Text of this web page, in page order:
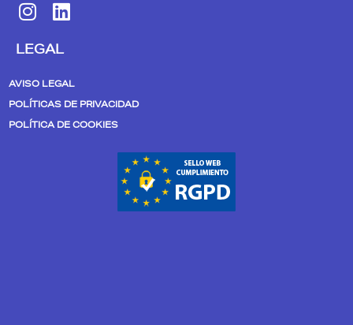
I
n
s
a
g
r
L
i
n
e
d
i
LEGAL
AVISO LEGAL
POLÍTICAS DE PRIVACIDAD
POLÍTICA DE COOKIES